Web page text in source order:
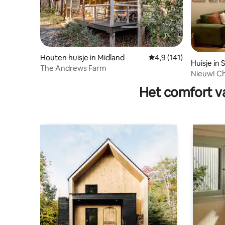
Houten huisje in Midland Gemiddelde
4,9 (141)
The Andrews Farm
Huisje in
Nieuw!
Het comfort